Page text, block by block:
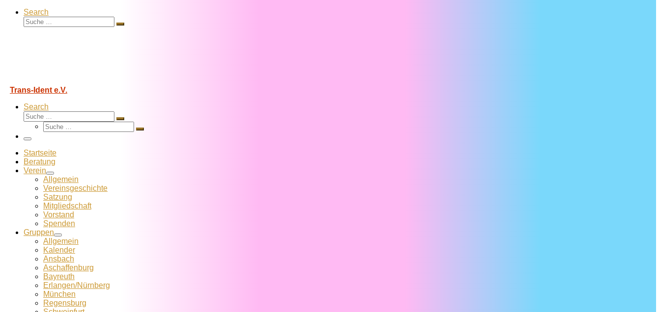
Search
Suche
Suche
Trans-Ident e.V.
Search
Suche
Suche
Suche
Suche
Menü
Startseite
Beratung
Verein
Allgemein
Vereins­geschichte
Satzung
Mitglied­schaft
Vorstand
Spenden
Gruppen
Allgemein
Kalender
Ansbach
Aschaffenburg
Bayreuth
Erlangen/Nürnberg
München
Regensburg